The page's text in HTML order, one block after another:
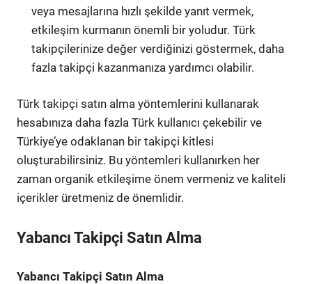
veya mesajlarına hızlı şekilde yanıt vermek,
etkileşim kurmanın önemli bir yoludur. Türk
takipçilerinize değer verdiğinizi göstermek, daha
fazla takipçi kazanmanıza yardımcı olabilir.
Türk takipçi satın alma yöntemlerini kullanarak
hesabınıza daha fazla Türk kullanıcı çekebilir ve
Türkiye’ye odaklanan bir takipçi kitlesi
oluşturabilirsiniz. Bu yöntemleri kullanırken her
zaman organik etkileşime önem vermeniz ve kaliteli
içerikler üretmeniz de önemlidir.
Yabancı Takipçi Satın Alma
Yabancı Takipçi Satın Alma